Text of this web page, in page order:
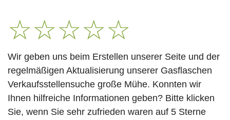
☆☆☆☆☆
Wir geben uns beim Erstellen unserer Seite und der
regelmäßigen Aktualisierung unserer Gasflaschen
Verkaufsstellensuche große Mühe. Konnten wir
Ihnen hilfreiche Informationen geben? Bitte klicken
Sie, wenn Sie sehr zufrieden waren auf 5 Sterne